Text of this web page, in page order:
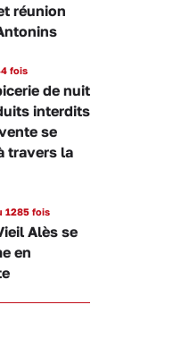
réunion
fois
de nuit
interdits
se
travers la
1285 fois
Alès se
en